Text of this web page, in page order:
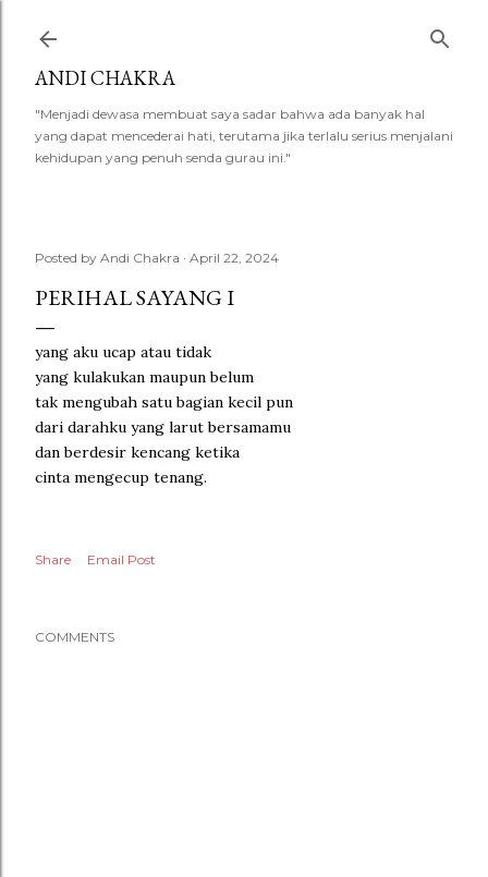
ANDI CHAKRA
"Menjadi dewasa membuat saya sadar bahwa ada banyak hal
yang dapat mencederai hati, terutama jika terlalu serius menjalani
kehidupan yang penuh senda gurau ini."
Posted by Andi Chakra April 22, 2024
PERIHAL SAYANG I
yang aku ucap atau tidak
yang kulakukan maupun belum
tak mengubah satu bagian kecil pun
dari darahku yang larut bersamamu
dan berdesir kencang ketika
cinta mengecup tenang.
Share Email Post
COMMENTS